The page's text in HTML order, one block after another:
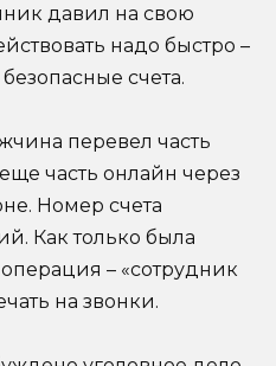
давил на свою
надо быстро –
счета.
перевел часть
часть онлайн через
Номер счета
Как только была
– «сотрудник
на звонки.